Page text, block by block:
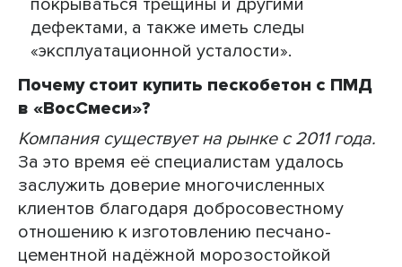
покрываться трещины и другими
дефектами, а также иметь следы
«эксплуатационной усталости».
Почему стоит купить пескобетон с ПМД
в «ВосСмеси»?
Компания существует на рынке с 2011 года.
За это время её специалистам удалось
заслужить доверие многочисленных
клиентов благодаря добросовестному
отношению к изготовлению песчано-
цементной надёжной морозостойкой